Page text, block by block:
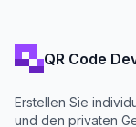
QR Code
Erstellen Sie
und den privaten